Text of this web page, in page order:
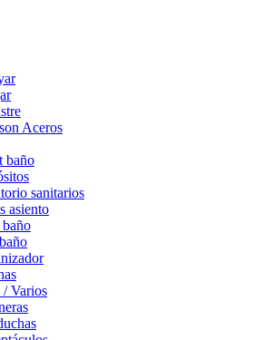
Aceros
baño
sanitarios
asiento
/ Varios